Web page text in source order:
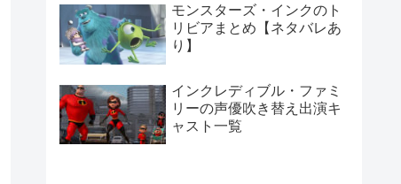
モンスターズ・インクのト
リビアまとめ【ネタバレあ
り】
インクレディブル・ファミ
リーの声優吹き替え出演キ
ャスト一覧